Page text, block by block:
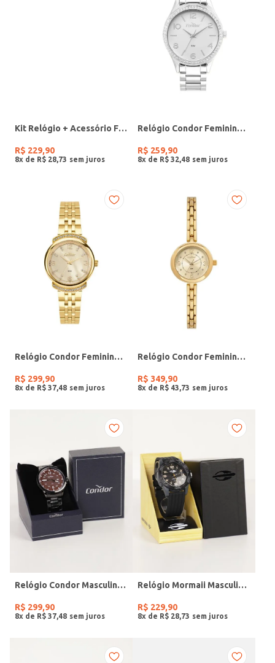
Kit Relógio + Acessório Feminino DOURADO
R$ 229,90
8x de R$ 28 73
Relógio Condor Feminino PRATA
R$ 259,90
8x de R$ 32 48
Relógio Condor Feminino DOURADO
R$ 299,90
8x de R$ 37 48
Relógio Condor Feminino DOURADO
R$ 349,90
8x de R$ 43 73
Relógio Condor Masculino PRETO
R$ 299,90
8x de R$ 37 48
Relógio Mormaii Masculino PRETO
R$ 229,90
8x de R$ 28 73